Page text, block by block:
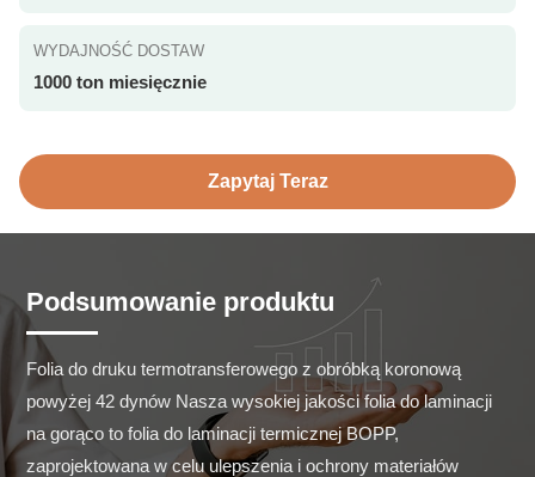
WYDAJNOŚĆ DOSTAW
1000 ton miesięcznie
Zapytaj Teraz
Podsumowanie produktu
Folia do druku termotransferowego z obróbką koronową
powyżej 42 dynów Nasza wysokiej jakości folia do laminacji
na gorąco to folia do laminacji termicznej BOPP,
zaprojektowana w celu ulepszenia i ochrony materiałów